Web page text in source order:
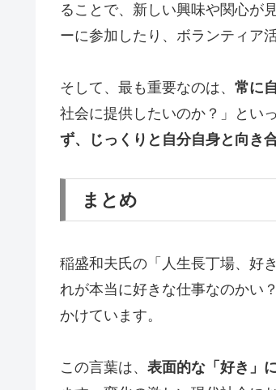
ることで、新しい興味や関心が
ーに参加したり、ボランティア
そして、最も重要なのは、 常に
社会に提供したいのか？」とい
ず、じっくりと自分自身と向き
まとめ
稲盛和夫氏の「人生長丁場、好
れが本当に好きな仕事なのかい
かけています。
この言葉は、 表面的な「好き」